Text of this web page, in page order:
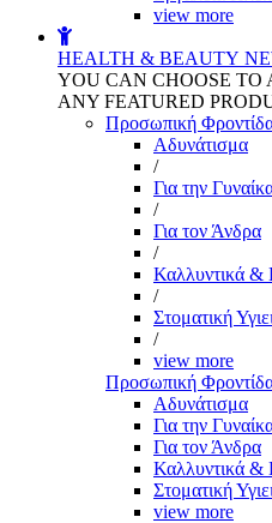
view more
HEALTH & BEAUTY
YOU CAN CHOOSE TO
ANY FEATURED
Προσωπική
Αδυνάτισμα
/
Για την
/
Για τον Άνδρα
/
Καλλυντικά &
/
Στοματική
/
view more
Προσωπική
Αδυνάτισμα
Για την
Για τον Άνδρα
Καλλυντικά &
Στοματική
view more